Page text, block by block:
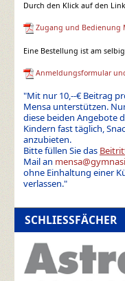
Durch den Klick auf den
Zugang und Bedienung
Eine Bestellung ist am
Anmeldungsformular
"Mit nur 10,--€ Beitrag
Mensa unterstützen.
diese beiden Angebote
Kindern fast täglich,
anzubieten.
Bitte füllen Sie das
Mail an
ohne Einhaltung einer
verlassen."
SCHLIESSFÄCHER